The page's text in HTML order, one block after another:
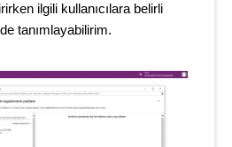
ilgili kullanıcılara belirli
tanımlayabilirim.